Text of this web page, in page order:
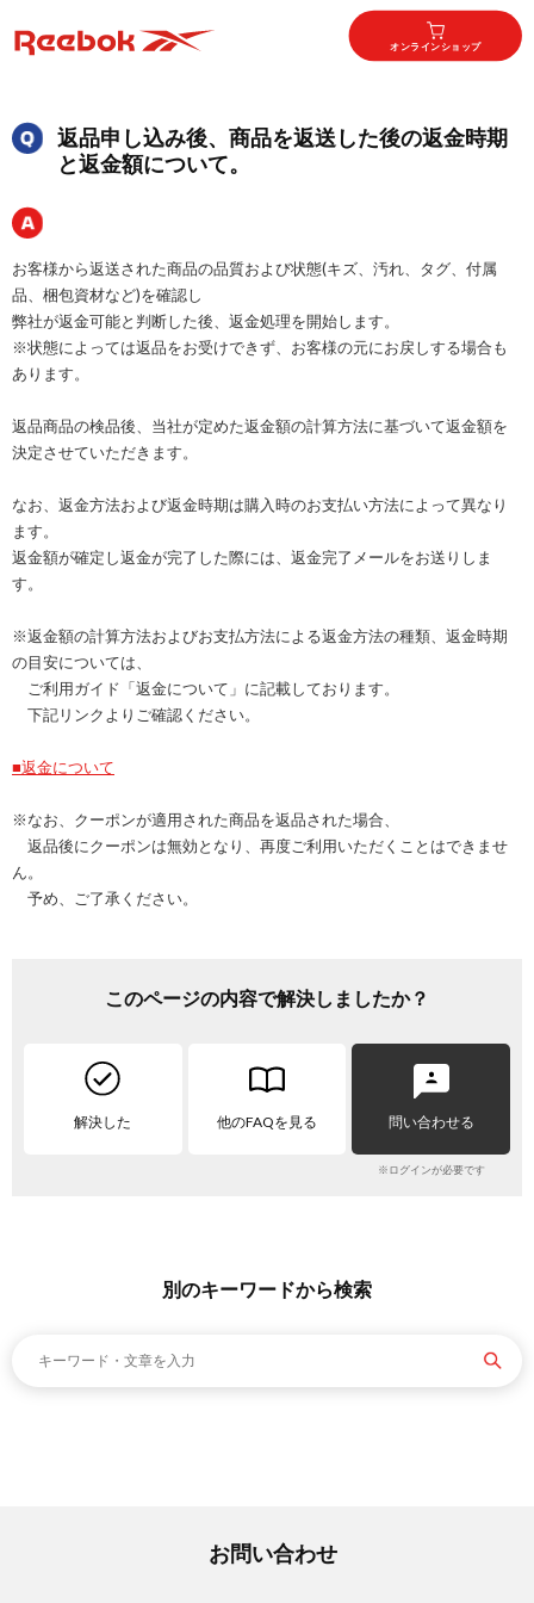
オンラインショップ
返品申し込み後、商品を返送した後の返金時期
と返金額について。
お客様から返送された商品の品質および状態(キズ、汚れ、タグ、付属
品、梱包資材など)を確認し
弊社が返金可能と判断した後、返金処理を開始します。
※状態によっては返品をお受けできず、お客様の元にお戻しする場合も
あります。
返品商品の検品後、当社が定めた返金額の計算方法に基づいて返金額を
決定させていただきます。
なお、返金方法および返金時期は購入時のお支払い方法によって異なり
ます。
返金額が確定し返金が完了した際には、返金完了メールをお送りしま
す。
※返金額の計算方法およびお支払方法による返金方法の種類、返金時期
の目安については、
ご利用ガイド「返金について」に記載しております。
下記リンクよりご確認ください。
■返金について
※なお、クーポンが適用された商品を返品された場合、
返品後にクーポンは無効となり、再度ご利用いただくことはできませ
ん。
予め、ご了承ください。
このページの内容で解決しましたか？
解決した 他のFAQを見る 問い合わせる
※ログインが必要です
別のキーワードから検索
お問い合わせ